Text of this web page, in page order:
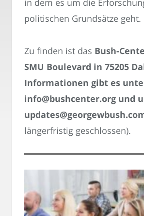
in dem es um die
politischen Grundsätze geht.
Zu finden ist das Bush-
SMU Boulevard in 75205
Informationen gibt es
info@bushcenter.org und
längerfristig geschlossen).